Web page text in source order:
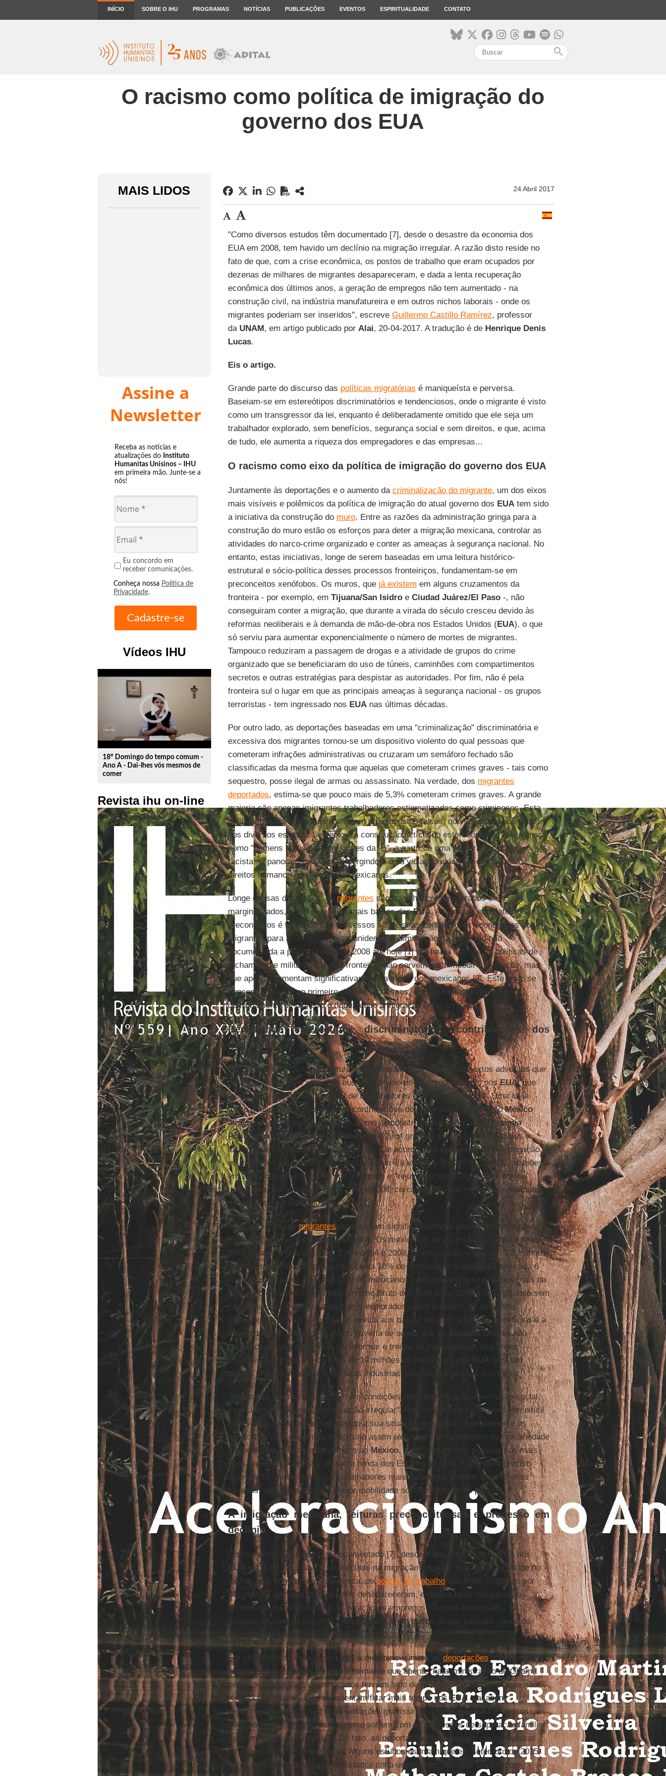
INÍCIO SOBRE O IHU PROGRAMAS NOTÍCIAS PUBLICAÇÕES EVENTOS ESPIRITUALIDADE CONTATO
search
O racismo como política de imigração do
governo dos EUA
MAIS LIDOS
Assine a
Newsletter
Receba as notícias e
atualizações do Instituto
Humanitas Unisinos – IHU
em primeira mão. Junte-se a
nós!
Eu concordo em
receber comunicações.
Conheça nossa Política de
Privacidade.
Vídeos IHU
play_circle_outline
18º Domingo do tempo comum -
Ano A - Dai-lhes vós mesmos de
comer
Revista ihu on-line
24 Abril 2017
"Como diversos estudos têm documentado [7], desde o desastre da economia dos
EUA em 2008, tem havido um declínio na migração irregular. A razão disto reside no
fato de que, com a crise econômica, os postos de trabalho que eram ocupados por
dezenas de milhares de migrantes desapareceram, e dada a lenta recuperação
econômica dos últimos anos, a geração de empregos não tem aumentado - na
construção civil, na indústria manufatureira e em outros nichos laborais - onde os
migrantes poderiam ser inseridos", escreve Guillermo Castillo Ramírez, professor
da UNAM, em artigo publicado por Alai, 20-04-2017. A tradução é de Henrique Denis
Lucas.
Eis o artigo.
Grande parte do discurso das políticas migratórias é maniqueísta e perversa.
Baseiam-se em estereótipos discriminatórios e tendenciosos, onde o migrante é visto
como um transgressor da lei, enquanto é deliberadamente omitido que ele seja um
trabalhador explorado, sem benefícios, segurança social e sem direitos, e que, acima
de tudo, ele aumenta a riqueza dos empregadores e das empresas...
O racismo como eixo da política de imigração do governo dos EUA
Juntamente às deportações e o aumento da criminalização do migrante, um dos eixos
mais visíveis e polêmicos da política de imigração do atual governo dos EUAtem sido
a iniciativa da construção do muro. Entre as razões da administração gringa para a
construção do muro estão os esforços para deter a migração mexicana, controlar as
atividades do narco-crime organizado e conter as ameaças à segurança nacional. No
entanto, estas iniciativas, longe de serem baseadas em uma leitura histórico-
estrutural e sócio-política desses processos fronteiriços, fundamentam-se em
preconceitos xenófobos. Os muros, que já existem em alguns cruzamentos da
fronteira - por exemplo, em Tijuana/San Isidroe Ciudad Juárez/El Paso-, não
conseguiram conter a migração, que durante a virada do século cresceu devido às
reformas neoliberais e à demanda de mão-de-obra nos Estados Unidos (EUA), o que
só serviu para aumentar exponencialmente o número de mortes de migrantes.
Tampouco reduziram a passagem de drogas e a atividade de grupos do crime
organizado que se beneficiaram do uso de túneis, caminhões com compartimentos
secretos e outras estratégias para despistar as autoridades. Por fim, não é pela
fronteira sul o lugar em que as principais ameaças à segurança nacional - os grupos
terroristas - tem ingressado nos EUAnas últimas décadas.
Por outro lado, as deportações baseadas em uma "criminalização" discriminatória e
excessiva dos migrantes tornou-se um dispositivo violento do qual pessoas que
cometeram infrações administrativas ou cruzaram um semáforo fechado são
classificadas da mesma forma que aquelas que cometeram crimes graves - tais como
sequestro, posse ilegal de armas ou assassinato. Na verdade, dos migrantes
deportados, estima-se que pouco mais de 5,3% cometeram crimes graves. A grande
maioria são apenas imigrantes trabalhadores estigmatizados como criminosos. Esta
política migratória fundamenta-se em pressupostos falsos, que se opõem aos dados e
aos diversos estudos. Seu eixo é a construção fictícia do estereótipo dos mexicanos
como "homens maus transgressores da lei", a partir de uma postura xenófoba e
racista. O panorama que está emergindo é uma violação maciça e estrutural dos
direitos humanos dos migrantes mexicanos.
Longe dessas distorções, osmigrantes são trabalhadores explorados e
marginalizados, com os salários mais baixos dosEUA. A forma de combater esses
preconceitos é tornando três processos visíveis: as contribuições econômicas dos
migrantes para a sociedade estadunidense, a diminuição da migração não
documentada a partir da crise de 2008 até hoje [1] e a forma em que as políticas de
fechamento e militarização das fronteiras não servem para impedir a migração, mas
que apenas aumentam significativamente a morte dos mexicanos [2]. Este texto se
concentra apenas no primeiro desses processos, que está relacionado com o
derramamento de dinheiro e riqueza que a migração deixa no país.
Derrubando estereótipos discriminatórios, contribuições dos
migrantes
A migração tem causas estruturais, tanto noMéxico, com os contextos adversos que
obrigam as pessoas a sair em busca de melhores empregos, quanto nosEUA, que
tem uma demanda internacional de trabalhadores e atrai os migrantes. Uma ideia
muito difundida é que as maiores contribuições dos imigrantes chegam aoMéxico
através de remessas. No entanto, como demonstrado pelo grupo de
Economia
Política na Universidade de Zacatecas[3], os grandes benefícios econômicos e
lucros ficam nos
EUA, majoritariamente. De acordo com este grupo de investigação,
os migrantes mexicanos, que cresceram de 8,8 milhões, em 2000, para 11,7 milhões,
em 2007, contribuem com a sua juventude e "rejuvenescem" a sociedade norte-
americana. Por exemplo, entre 2000 e 2008, cerca de 70% dos migrantes mexicanos
tinham entre 15 e 24 anos [4].
Além disso, essesmigrantescontribuíram significativamente para o crescimento da
força de trabalho dos
Estados Unidos . Os mexicanos foram e são os trabalhadores
mais baratos e precarizados. Entre 1994 e 2008, os mexicanos ocuparam 3,8 milhões
de postos de trabalho, o que representa 16% do mercado de trabalho e 1 em cada 6
empregos gerados. Além do mais, os mexicanos contribuíram com um pouco mais de
10% do crescimento do Produto Interno Bruto dos EUA entre 2000 e 2007 [5]. Isto sem
contar que, por serem trabalhadores explorados e precarizados, os migrantes
barateiam os custos de produção devido aos baixos salários, a falta de benefícios e a
flexibilidade de trabalho [6]. A isto haveria de somar que os
Estados Unidosnão
despenderam dinheiro algum para formar e treinar os trabalhadores migrantes.
Finalmente, o consumo de mais de 10 milhões de mexicanos nos
gera um
grande impacto econômico em suas indústrias, empresas e em sua economia.
Além disso, os migrantes vivem em condições de marginalização e exclusão social,
especialmente aqueles "em situação irregular". Por um lado, os mexicanos têm difícil
acesso aos serviços sociais devido a sua situação migratória, especialmente os
mexicanos sem documentos. Mesmo assim eles vivem em condições de precariedade
material para poder enviar dinheiro aoMéxico, e por conta disso, possuem os mais
altos níveis de pobreza e de baixa renda dos Estados Unidos. A isto seria preciso
acrescentar que eles são os trabalhadores mais propensos a terem seus direitos
violados, e o grupo que têm menor mobilidade socioeconômica no país.
A imigração mexicana, leituras preconceituosas e processo em
declínio
Como diversos estudos têm documentado [7], desde o desastre da economia dos
EUA
em 2008, tem havido um declínio na migração irregular. A razão disto reside no
fato de que, com a crise econômica, ospostos de trabalhoque eram ocupados por
dezenas de milhares de migrantes desapareceram, e dada a lenta recuperação
econômica dos últimos anos, a geração de empregos não tem aumentado - na
construção civil, na indústria manufatureira e em outros nichos laborais - onde os
migrantes poderiam ser inseridos.
Em contrapartida, houve um claro aumento no número de deportações nos últimos
governos dos
Estados Unidos. Estima-se que apenas na administração de Obama
cerca de 2,5 milhões de mexicanos tenham sido deportados. Os migrantes que não
têm documentos de imigração tentam ficar mais tempo nosEUAe acabam
experimentando cada vez mais violações gravíssimas e visíveis de seus direitos
humanos e trabalhistas, assim como sofrem com os processos de separação familiar
mais prolongados e intensos. De fato, as deportações implicam em claras rupturas
familiares e sócio-comunitárias. Alguns estudos estimam que em setembro de 2015
cerca de 4% dos migrantes deportados tinha um filho nos Estados Unidos com